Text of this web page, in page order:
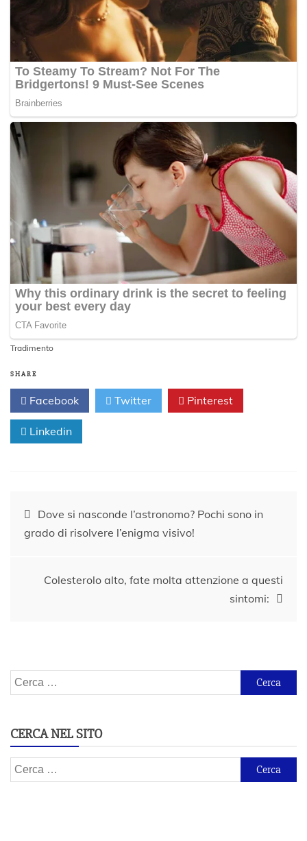
Tradimento
SHARE
Facebook Twitter Pinterest
Linkedin
Navigazione
articoli
Dove si nasconde l’astronomo? Pochi sono in
grado di risolvere l’enigma visivo!
Colesterolo alto, fate molta attenzione a questi
sintomi:
Ricerca
per:
CERCA NEL SITO
Ricerca
per: